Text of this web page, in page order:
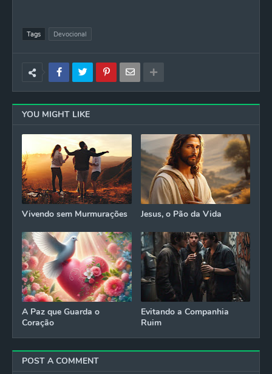
Tags Devocional
YOU MIGHT LIKE
Vivendo sem Murmurações Jesus, o Pão da Vida
A Paz que Guarda o
Coração
Evitando a Companhia
Ruim
POST A COMMENT